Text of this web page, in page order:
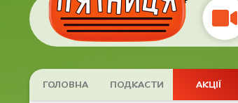
ГОЛОВНА ПОДКАСТИ АКЦІЇ